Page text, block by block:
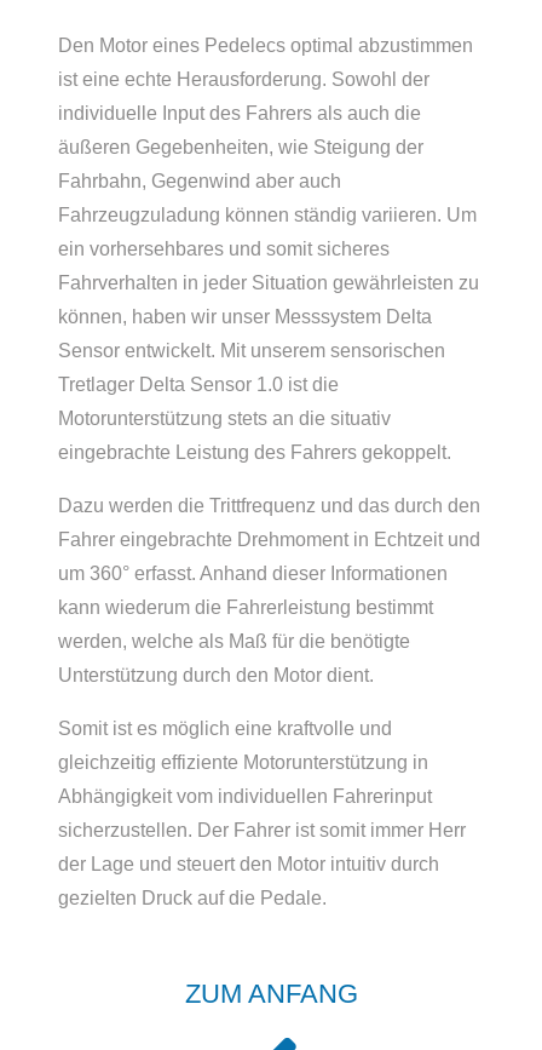
Den Motor eines Pedelecs optimal abzustimmen
ist eine echte Herausforderung. Sowohl der
individuelle Input des Fahrers als auch die
äußeren Gegebenheiten, wie Steigung der
Fahrbahn, Gegenwind aber auch
Fahrzeugzuladung können ständig variieren. Um
ein vorhersehbares und somit sicheres
Fahrverhalten in jeder Situation gewährleisten zu
können, haben wir unser Messsystem Delta
Sensor entwickelt. Mit unserem sensorischen
Tretlager Delta Sensor 1.0 ist die
Motorunterstützung stets an die situativ
eingebrachte Leistung des Fahrers gekoppelt.
Dazu werden die Trittfrequenz und das durch den
Fahrer eingebrachte Drehmoment in Echtzeit und
um 360° erfasst. Anhand dieser Informationen
kann wiederum die Fahrerleistung bestimmt
werden, welche als Maß für die benötigte
Unterstützung durch den Motor dient.
Somit ist es möglich eine kraftvolle und
gleichzeitig effiziente Motorunterstützung in
Abhängigkeit vom individuellen Fahrerinput
sicherzustellen. Der Fahrer ist somit immer Herr
der Lage und steuert den Motor intuitiv durch
gezielten Druck auf die Pedale.
ZUM ANFANG